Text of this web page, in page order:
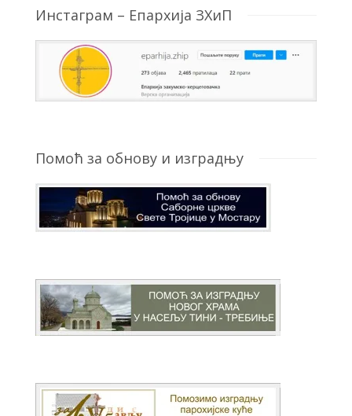
Инстаграм – Епархија ЗХиП
Помоћ за обнову и изградњу